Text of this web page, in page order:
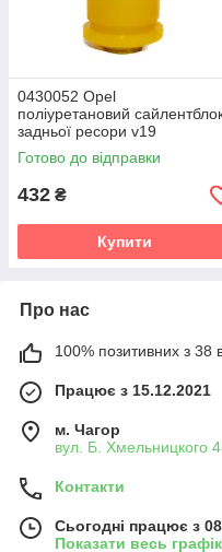
0430052 Opel
поліуретановий
задньої ресори v19
Готово до відправки
432 ₴
Купити
Про нас
100% позитивних з 38
Працює з 15.12.2021
м. Чагор
вул. Б. Хмельницкого
Контакти
Сьогодні працює з
Показати весь